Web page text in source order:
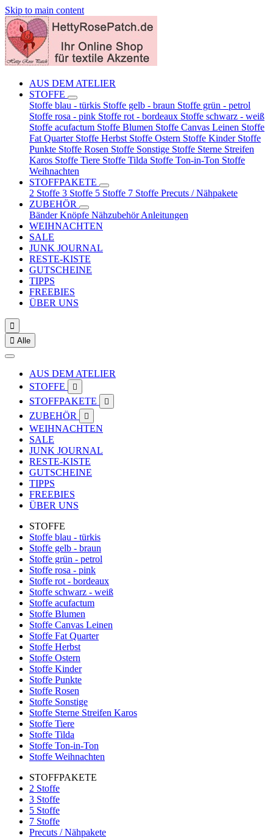
Skip to main content
AUS DEM ATELIER
STOFFE
Stoffe blau - türkis Stoffe gelb - braun Stoffe grün - petrol
Stoffe rosa - pink Stoffe rot - bordeaux Stoffe schwarz - weiß
Stoffe acufactum Stoffe Blumen Stoffe Canvas Leinen Stoffe
Fat Quarter Stoffe Herbst Stoffe Ostern Stoffe Kinder Stoffe
Punkte Stoffe Rosen Stoffe Sonstige Stoffe Sterne Streifen
Karos Stoffe Tiere Stoffe Tilda Stoffe Ton-in-Ton Stoffe
Weihnachten
STOFFPAKETE
2 Stoffe 3 Stoffe 5 Stoffe 7 Stoffe Precuts / Nähpakete
ZUBEHÖR
BänderKnöpfe NähzubehörAnleitungen
WEIHNACHTEN
SALE
JUNK JOURNAL
RESTE-KISTE
GUTSCHEINE
TIPPS
FREEBIES
ÜBER UNS

 Alle
AUS DEM ATELIER
STOFFE

STOFFPAKETE 
ZUBEHÖR 
WEIHNACHTEN
SALE
JUNK JOURNAL
RESTE-KISTE
GUTSCHEINE
TIPPS
FREEBIES
ÜBER UNS
STOFFE
Stoffe blau - türkis
Stoffe gelb - braun
Stoffe grün - petrol
Stoffe rosa - pink
Stoffe rot - bordeaux
Stoffe schwarz - weiß
Stoffe acufactum
Stoffe Blumen
Stoffe Canvas Leinen
Stoffe Fat Quarter
Stoffe Herbst
Stoffe Ostern
Stoffe Kinder
Stoffe Punkte
Stoffe Rosen
Stoffe Sonstige
Stoffe Sterne Streifen Karos
Stoffe Tiere
Stoffe Tilda
Stoffe Ton-in-Ton
Stoffe Weihnachten
STOFFPAKETE
2 Stoffe
3 Stoffe
5 Stoffe
7 Stoffe
Precuts / Nähpakete